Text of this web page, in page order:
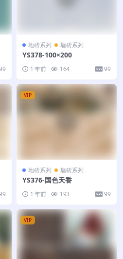
地砖系列 墙砖系列
YS378-100×200
1 年前 164 99
VIP
地砖系列 墙砖系列
YS376-国色天香
1 年前 193 99
VIP